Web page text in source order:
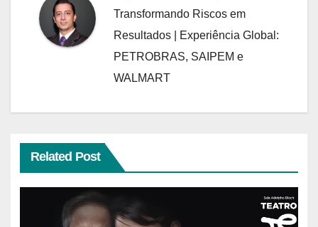
Transformando Riscos em
Resultados | Experiência Global:
PETROBRAS, SAIPEM e
WALMART
Related Post